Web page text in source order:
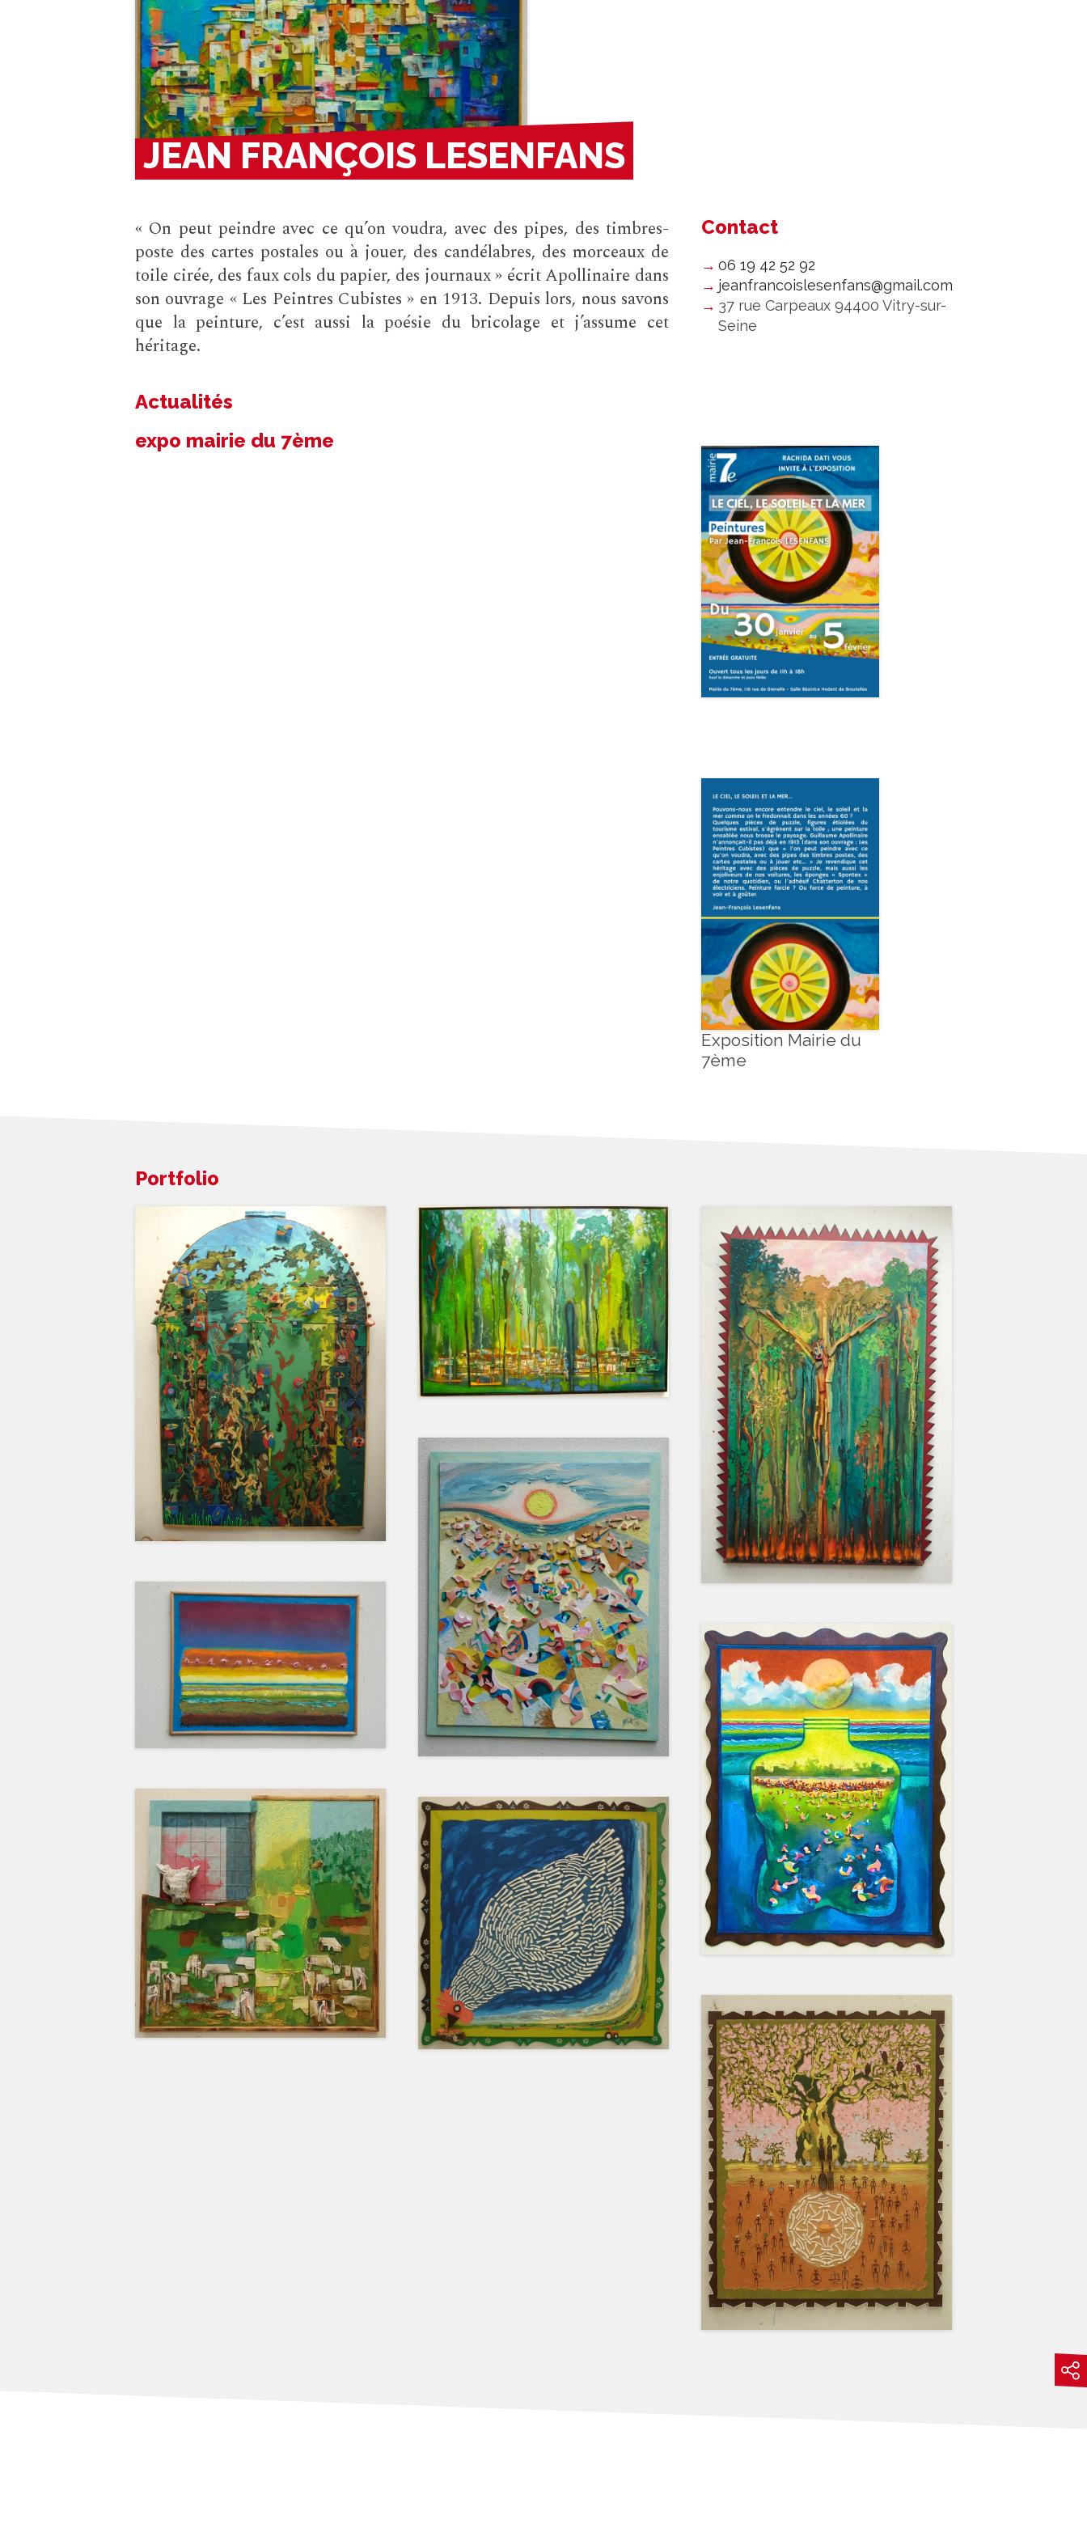
JEAN FRANÇOIS LESENFANS
« On peut peindre avec ce qu’on voudra, avec des pipes, des timbres-
poste des cartes postales ou à jouer, des candélabres, des morceaux de
toile cirée, des faux cols du papier, des journaux » écrit Apollinaire dans
son ouvrage « Les Peintres Cubistes » en 1913. Depuis lors, nous savons
que la peinture, c’est aussi la poésie du bricolage et j’assume cet
héritage.
Contact
06 19 42 52 92
jeanfrancoislesenfans@gmail.com
37 rue Carpeaux 94400 Vitry-sur-
Seine
Actualités
expo mairie du 7ème
Exposition Mairie du
7ème
Portfolio